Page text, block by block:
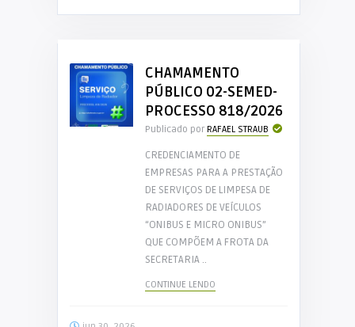
CHAMAMENTO
PÚBLICO 02-SEMED-
PROCESSO 818/2026
Publicado por RAFAEL STRAUB
CREDENCIAMENTO DE
EMPRESAS PARA A PRESTAÇÃO
DE SERVIÇOS DE LIMPESA DE
RADIADORES DE VEÍCULOS
“ONIBUS E MICRO ONIBUS”
QUE COMPÕEM A FROTA DA
SECRETARIA ..
CONTINUE LENDO